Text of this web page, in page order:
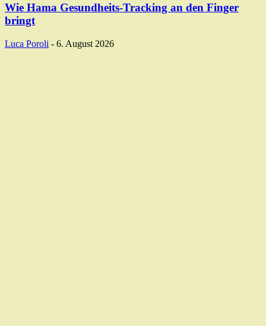
Wie Hama Gesundheits-Tracking an den Finger
bringt
Luca Poroli - 6. August 2026